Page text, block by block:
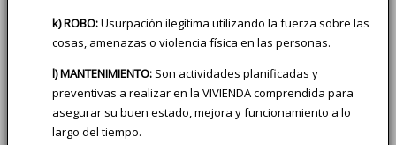
k) ROBO:Usurpación ilegítima utilizando la fuerza sobre las
cosas, amenazas o violencia física en las personas.
l) MANTENIMIENTO: Son actividades planificadas y
preventivas a realizar en la VIVIENDA comprendida para
asegurar su buen estado, mejora y funcionamiento a lo
largo del tiempo.